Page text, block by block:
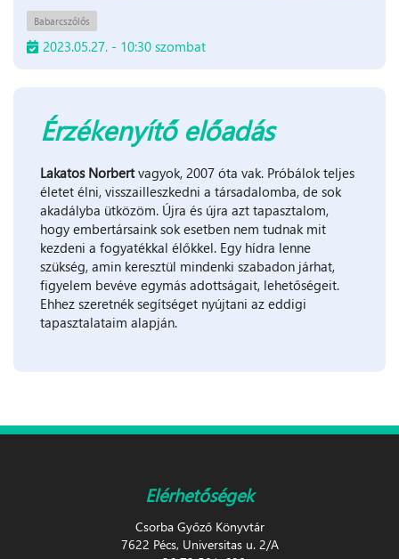
Babarcszőlős
2023.05.27. - 10:30 szombat
Érzékenyítő előadás
Lakatos Norbertvagyok, 2007 óta vak. Próbálok teljes
életet élni, visszailleszkedni a társadalomba, de sok
akadályba ütközöm. Újra és újra azt tapasztalom,
hogy embertársaink sok esetben nem tudnak mit
kezdeni a fogyatékkal élőkkel. Egy hídra lenne
szükség, amin keresztül mindenki szabadon járhat,
figyelem bevéve egymás adottságait, lehetőségeit.
Ehhez szeretnék segítséget nyújtani az eddigi
tapasztalataim alapján.
Elérhetőségek
Csorba Győző Könyvtár
7622 Pécs, Universitas u. 2/A